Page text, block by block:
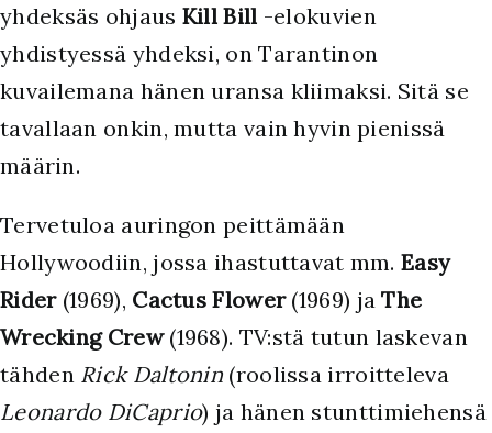
yhdeksäs ohjaus Kill Bill -elokuvien
yhdistyessä yhdeksi, on Tarantinon
kuvailemana hänen uransa kliimaksi. Sitä se
tavallaan onkin, mutta vain hyvin pienissä
määrin.
Tervetuloa auringon peittämään
Hollywoodiin, jossa ihastuttavat mm.Easy
Rider (1969), Cactus Flower (1969) jaThe
Wrecking Crew(1968). TV:stä tutun laskevan
tähden Rick Daltonin (roolissa irroitteleva
Leonardo DiCaprio) ja hänen stunttimiehensä